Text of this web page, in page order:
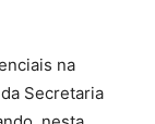
na
Secretaria